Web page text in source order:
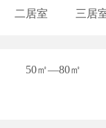
二居室 三居
50㎡—80㎡